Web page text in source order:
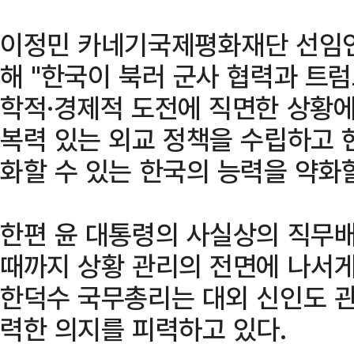
이정민 카네기국제평화재단 선
해 "한국이 북러 군사 협력과 트
학적·경제적 도전에 직면한 상황
복력 있는 외교 정책을 수립하고
화할 수 있는 한국의 능력을 약
한편 윤 대통령의 사실상의 직무
때까지 상황 관리의 전면에 나서
한덕수 국무총리는 대외 신인도
력한 의지를 피력하고 있다.